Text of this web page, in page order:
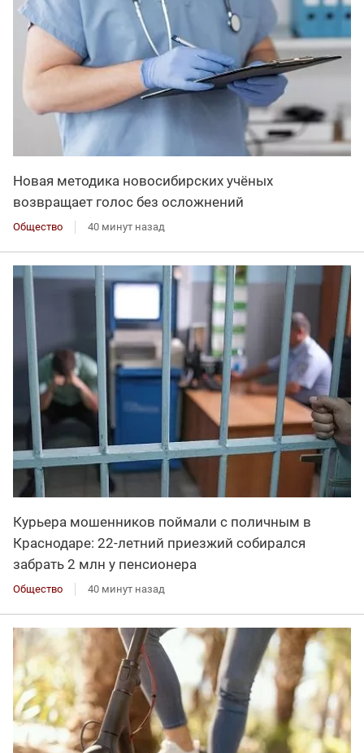
Новая методика новосибирских учёных
возвращает голос без осложнений
Общество 40 минут назад
Курьера мошенников поймали с поличным в
Краснодаре: 22-летний приезжий собирался
забрать 2 млн у пенсионера
Общество 40 минут назад